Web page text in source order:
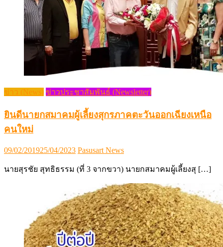
ข่าว (News) ข่าวประชาสัมพันธ์ (Newsletter)
ยินดีนายกสมาคมผู้เลี้ยงสุกรภาคตะวันออกเฉียงเหนือ
คนใหม่
Posted
09/02/201925/04/2023 Author
Pasusart News
นายสุรชัย สุทธิธรรม (ที่ 3 จากขวา) นายกสมาคมผู้เลี้ยงสุ […]